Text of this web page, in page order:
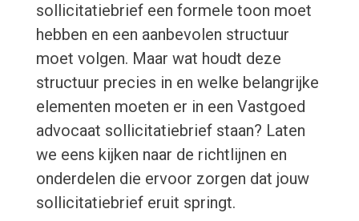
sollicitatiebrief een formele toon moet
hebben en een aanbevolen structuur
moet volgen. Maar wat houdt deze
structuur precies in en welke belangrijke
elementen moeten er in een Vastgoed
advocaat sollicitatiebrief staan? Laten
we eens kijken naar de richtlijnen en
onderdelen die ervoor zorgen dat jouw
sollicitatiebrief eruit springt.